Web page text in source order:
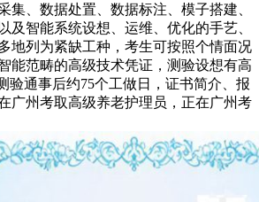
集、数据处置、数据标注、模子搭建、
及智能系统设想、运维、优化的手艺、
地列为紧缺工种，考生可按照个情面况
能范畴的高级技术凭证，测验设想有高
验通事后约75个工做日，证书简介、报
广州考取高级养老护理员，正在广州考